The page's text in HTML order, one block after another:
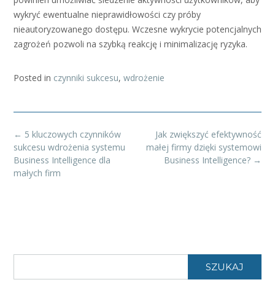
wykryć ewentualne nieprawidłowości czy próby
nieautoryzowanego dostępu. Wczesne wykrycie potencjalnych
zagrożeń pozwoli na szybką reakcję i minimalizację ryzyka.
Posted in czynniki sukcesu, wdrożenie
Post
navigation
Jak zwiększyć efektywność
małej firmy dzięki systemowi
Business Intelligence? →
← 5 kluczowych czynników
sukcesu wdrożenia systemu
Business Intelligence dla
małych firm
SZUKAJ